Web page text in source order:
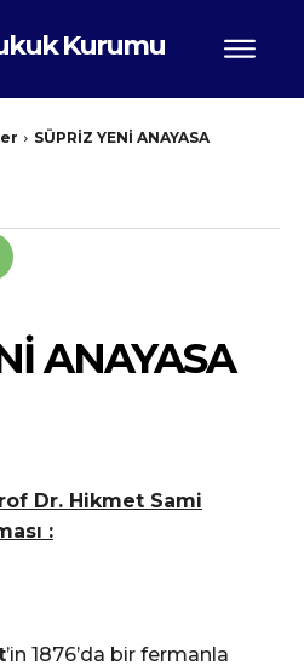
Kurumu
SÜPRİZ YENİ ANAYASA
ANAYASA
Dr. Hikmet Sami
:
’in 1876’da bir fermanla